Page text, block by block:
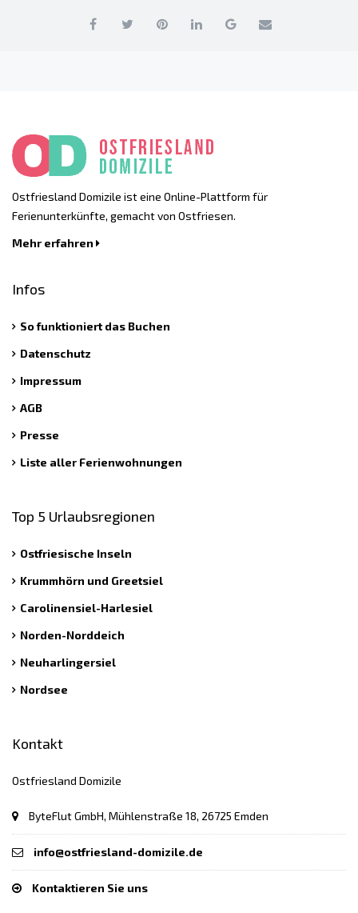
Ostfriesland Domizile ist eine Online-Plattform für
Ferienunterkünfte, gemacht von Ostfriesen.
Mehr erfahren
Infos
So funktioniert das Buchen
Datenschutz
Impressum
AGB
Presse
Liste aller Ferienwohnungen
Top 5 Urlaubsregionen
Ostfriesische Inseln
Krummhörn und Greetsiel
Carolinensiel-Harlesiel
Norden-Norddeich
Neuharlingersiel
Nordsee
Kontakt
Ostfriesland Domizile
ByteFlut GmbH, Mühlenstraße 18, 26725 Emden
info@ostfriesland-domizile.de
Kontaktieren Sie uns